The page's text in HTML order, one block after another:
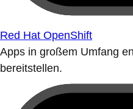
Red Hat OpenShift
Apps in großem Umfang
bereitstellen.